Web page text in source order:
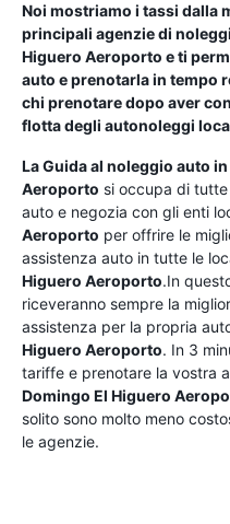
Noi mostriamo i tassi dalla
principali agenzie di
Higuero Aeroporto e ti
auto e prenotarla in tempo
chi prenotare dopo aver
flotta degli autonoleggi
La Guida al noleggio auto in
Aeroporto si occupa di
auto e negozia con gli enti
Aeroporto per offrire le
assistenza auto in tutte le
Higuero Aeroporto.In
riceveranno sempre la
assistenza per la propria
Higuero Aeroporto. In 3
tariffe e prenotare la vostra
Domingo El Higuero
solito sono molto meno
le agenzie.